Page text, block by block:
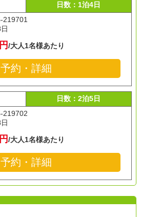
日数：1泊4日
219701
/大人1名様あたり
予約・詳細
日数：2泊5日
219702
/大人1名様あたり
予約・詳細